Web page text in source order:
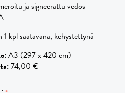
ja signeerattu vedos
1 kpl saatavana, kehystettynä
:A3 (297 x 420 cm)
:74,00 €